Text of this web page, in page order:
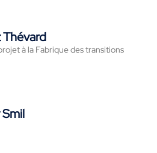
à la Fabrique des transitions